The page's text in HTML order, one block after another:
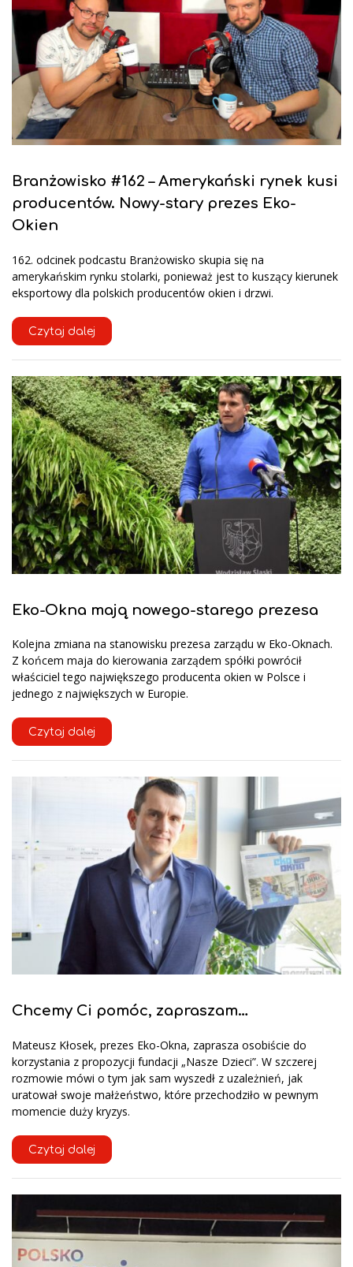
Branżowisko #162 – Amerykański rynek kusi
producentów. Nowy-stary prezes Eko-
Okien
162. odcinek podcastu Branżowisko skupia się na
amerykańskim rynku stolarki, ponieważ jest to kuszący kierunek
eksportowy dla polskich producentów okien i drzwi.
Czytaj dalej
Eko-Okna mają nowego-starego prezesa
Kolejna zmiana na stanowisku prezesa zarządu w Eko-Oknach.
Z końcem maja do kierowania zarządem spółki powrócił
właściciel tego największego producenta okien w Polsce i
jednego z największych w Europie.
Czytaj dalej
Chcemy Ci pomóc, zapraszam…
Mateusz Kłosek, prezes Eko-Okna, zaprasza osobiście do
korzystania z propozycji fundacji „Nasze Dzieci”. W szczerej
rozmowie mówi o tym jak sam wyszedł z uzależnień, jak
uratował swoje małżeństwo, które przechodziło w pewnym
momencie duży kryzys.
Czytaj dalej